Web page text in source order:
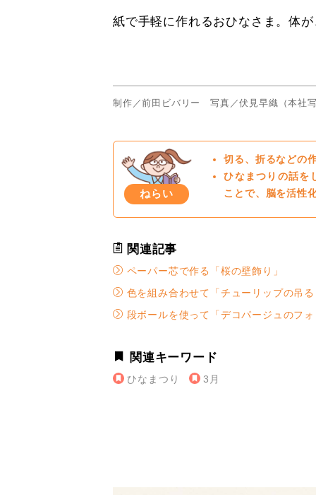
紙で手軽に作れるおひなさま。体
制作／前田ビバリー 写真／伏見早織（本社
ねらい
切る、折るなどの
ひなまつりの話を
ことで、脳を活性
関連記事
ペーパー芯で作る「桜の壁飾り」
色を組み合わせて「チューリップの吊
段ボールを使って「デコパージュのフ
関連キーワード
ひなまつり 3月